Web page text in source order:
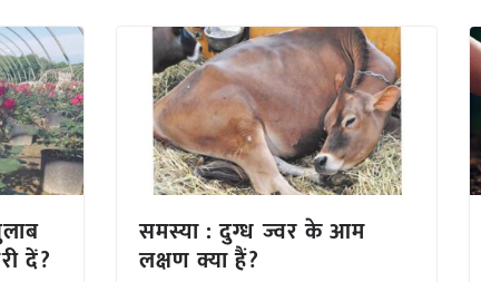
दें?
समस्या : दुग्ध ज्वर के आम
लक्षण क्या हैं?